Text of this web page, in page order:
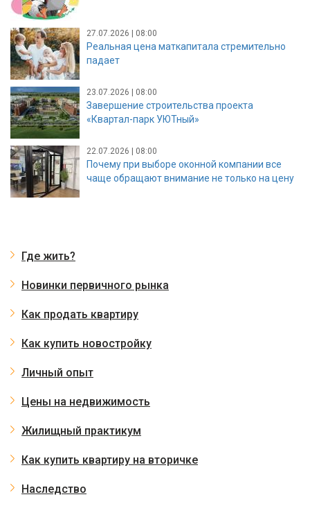
27.07.2026 | 08:00
Реальная цена маткапитала стремительно
падает
23.07.2026 | 08:00
Завершение строительства проекта
«Квартал-парк УЮТный»
22.07.2026 | 08:00
Почему при выборе оконной компании все
чаще обращают внимание не только на цену
Где жить?
Новинки первичного рынка
Как продать квартиру
Как купить новостройку
Личный опыт
Цены на недвижимость
Жилищный практикум
Как купить квартиру на вторичке
Наследство